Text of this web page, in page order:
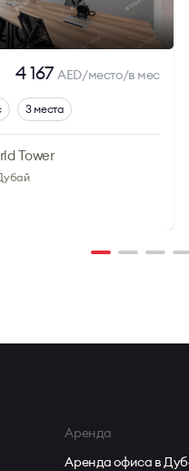
4 167AED/место/в мес
3 места
Tower
Аренда
Аренда офиса в